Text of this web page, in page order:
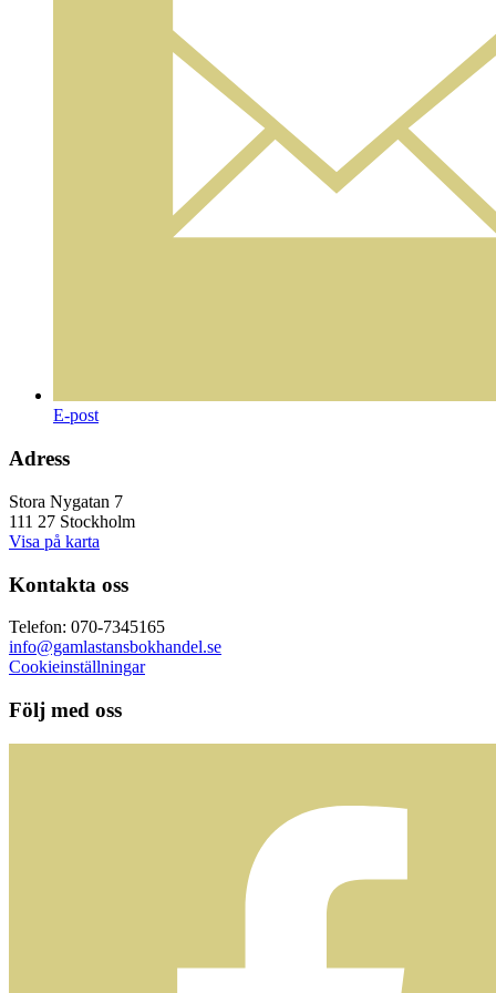
E-post
Adress
Stora Nygatan 7
111 27 Stockholm
Visa på karta
Kontakta oss
Telefon: 070-7345165
info@gamlastansbokhandel.se
Cookieinställningar
Följ med oss